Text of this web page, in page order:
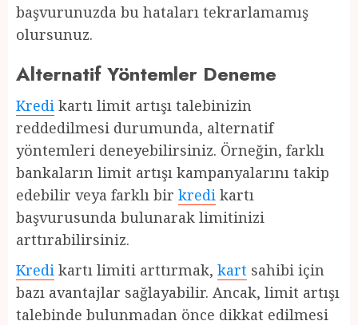
başvurunuzda bu hataları tekrarlamamış
olursunuz.
Alternatif Yöntemler Deneme
Kredi kartı limit artışı talebinizin
reddedilmesi durumunda, alternatif
yöntemleri deneyebilirsiniz. Örneğin, farklı
bankaların limit artışı kampanyalarını takip
edebilir veya farklı bir kredi kartı
başvurusunda bulunarak limitinizi
arttırabilirsiniz.
Kredi kartı limiti arttırmak, kart sahibi için
bazı avantajlar sağlayabilir. Ancak, limit artışı
talebinde bulunmadan önce dikkat edilmesi